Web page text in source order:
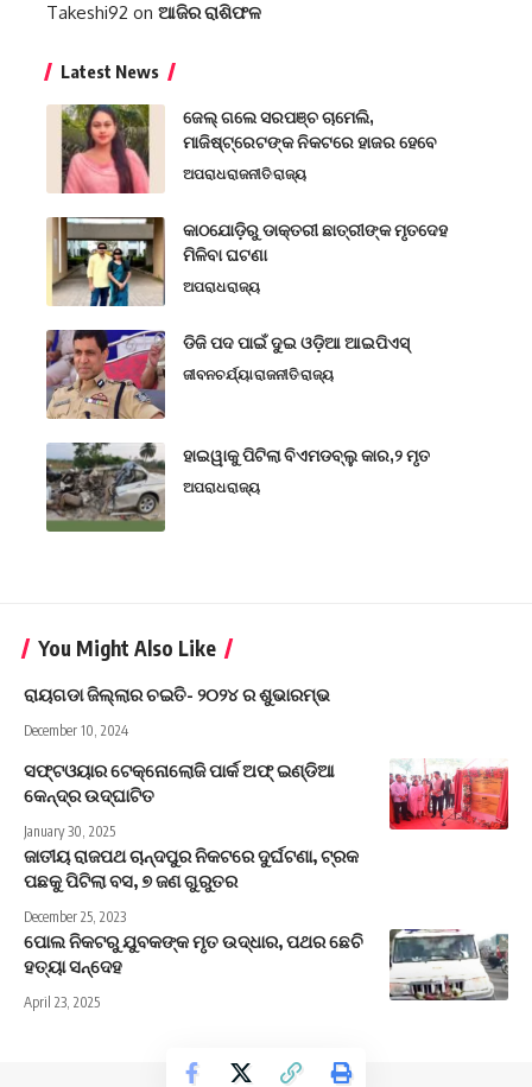
Takeshi92 on ଆଜିର ରାଶିଫଳ
Latest News
ଜେଲ୍ ଗଲେ ସରପଞ୍ଚ ଚାମେଲି,
ମାଜିଷ୍ଟ୍ରେଟଙ୍କ ନିକଟରେ ହାଜର ହେବେ
ଅପରାଧରାଜନୀତିରାଜ୍ୟ
କାଠଯୋଡ଼ିରୁ ଡାକ୍ତରୀ ଛାତ୍ରୀଙ୍କ ମୃତଦେହ
ମିଳିବା ଘଟଣା
ଅପରାଧରାଜ୍ୟ
ଡିଜି ପଦ ପାଇଁ ଦୁଇ ଓଡ଼ିଆ ଆଇପିଏସ୍
ଜୀବନଚର୍ଯ୍ୟାରାଜନୀତିରାଜ୍ୟ
ହାଇୱାକୁ ପିଟିଲା ବିଏମଡବ୍ଲୁ କାର,୨ ମୃତ
ଅପରାଧରାଜ୍ୟ
You Might Also Like
ରାୟଗଡା ଜିଲ୍ଲାର ଚଇତି- ୨୦୨୪ ର ଶୁଭାରମ୍ଭ
December 10, 2024
ସଫ୍ଟଓୟାର ଟେକ୍ନୋଲୋଜି ପାର୍କ ଅଫ୍ ଇଣ୍ଡିଆ
କେନ୍ଦ୍ର ଉଦ୍‌ଘାଟିତ
January 30, 2025
ଜାତୀୟ ରାଜପଥ ଚାନ୍ଦପୁର ନିକଟରେ ଦୁର୍ଘଟଣା, ଟ୍ରକ
ପଛକୁ ପିଟିଲା ବସ, ୭ ଜଣ ଗୁରୁତର
December 25, 2023
ପୋଲ ନିକଟରୁ ଯୁବକଙ୍କ ମୃତ ଉଦ୍ଧାର, ପଥର ଛେଚି
ହତ୍ୟା ସନ୍ଦେହ
April 23, 2025